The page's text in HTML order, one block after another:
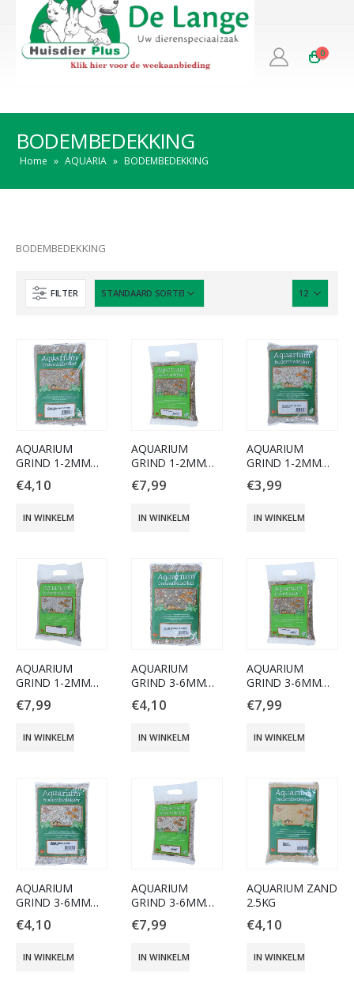
0
BODEMBEDEKKING
Home » AQUARIA » BODEMBEDEKKING
BODEMBEDEKKING
FILTER
AQUARIUM
GRIND 1-2MM
DONKER 2.5KG.
€4,10
IN WINKELMAND
AQUARIUM
GRIND 1-2MM
DONKER 8KG
€7,99
IN WINKELMAND
AQUARIUM
GRIND 1-2MM
LICHT 2.5KG.
€3,99
IN WINKELMAND
AQUARIUM
GRIND 1-2MM
LICHT 8KG.
€7,99
IN WINKELMAND
AQUARIUM
GRIND 3-6MM
DONKER 2.5KG
€4,10
IN WINKELMAND
AQUARIUM
GRIND 3-6MM
DONKER 8KG.
€7,99
IN WINKELMAND
AQUARIUM
GRIND 3-6MM
LICHT 2.5KG.
€4,10
IN WINKELMAND
AQUARIUM
GRIND 3-6MM
LICHT 8KG.
€7,99
IN WINKELMAND
AQUARIUM ZAND
2.5KG
€4,10
IN WINKELMAND